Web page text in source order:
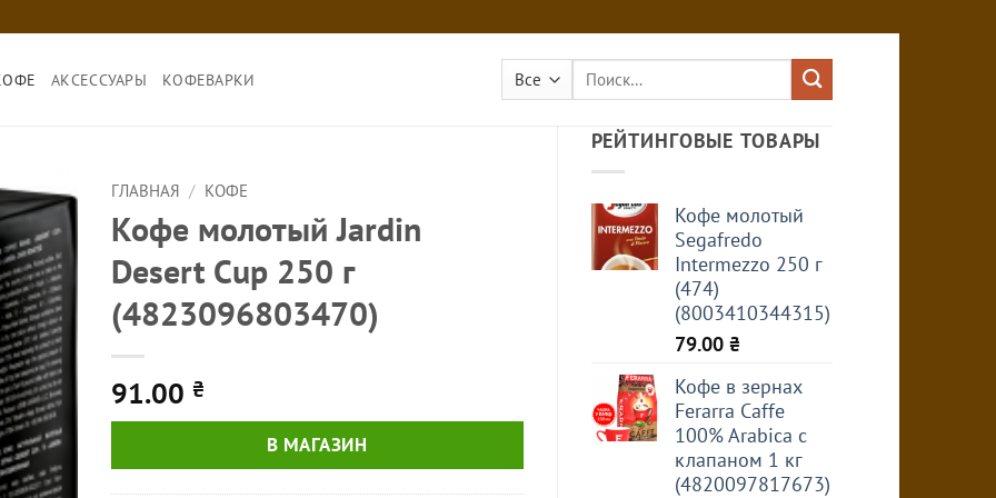
АКСЕССУАРЫ КОФЕВАРКИ
Искать:
РЕЙТИНГОВЫЕ ТОВАРЫ
Кофе молотый
Segafredo
Intermezzo 250 г
(474)
(8003410344315)
79.00 ₴
Кофе в зернах
Ferarra Caffe
100% Arabica с
клапаном 1 кг
(4820097817673)
ГЛАВНАЯ / КОФЕ
Кофе молотый Jardin
Desert Cup 250 г
(4823096803470)
91.00 ₴
В МАГАЗИН